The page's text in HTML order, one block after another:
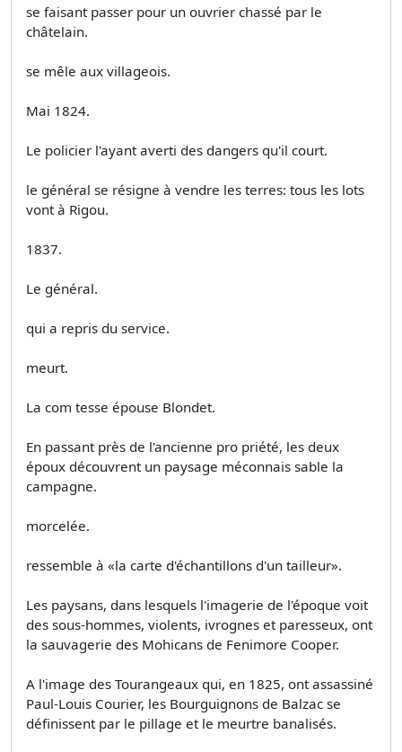
se faisant passer pour un ouvrier chassé par le
châtelain.
se mêle aux villageois.
Mai 1824.
Le policier l'ayant averti des dangers qu'il court.
le général se résigne à vendre les terres: tous les lots
vont à Rigou.
1837.
Le général.
qui a repris du service.
meurt.
La com­ tesse épouse Blondet.
En passant près de l'ancienne pro­ priété, les deux
époux découvrent un paysage méconnais­ sable la
campagne.
morcelée.
ressemble à «la carte d'échantillons d'un tailleur».
Les paysans, dans lesquels l'imagerie de l'époque voit
des sous-hommes, violents, ivrognes et paresseux, ont
la sauvagerie des Mohicans de Fenimore Cooper.
A l'image des Tourangeaux qui, en 1825, ont assassiné
Paul-Louis Courier, les Bourguignons de Balzac se
définissent par le pillage et le meurtre banalisés.